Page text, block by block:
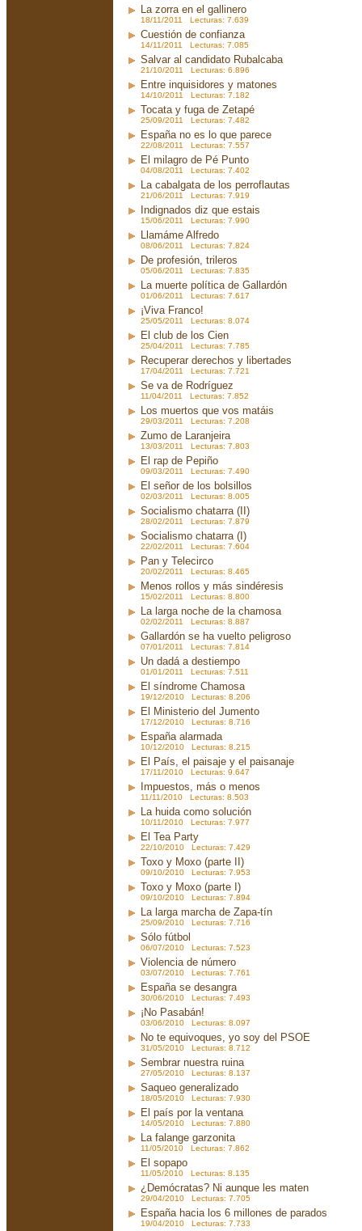
La zorra en el gallinero
18/11/2011 Lecturas: 7.639
Cuestión de confianza
14/11/2011 Lecturas: 7.085
Salvar al candidato Rubalcaba
21/10/2011 Lecturas: 6.896
Entre inquisidores y matones
14/10/2011 Lecturas: 7.182
Tocata y fuga de Zetapé
25/09/2011 Lecturas: 7.482
España no es lo que parece
22/08/2011 Lecturas: 7.557
El milagro de Pé Punto
04/08/2011 Lecturas: 7.402
La cabalgata de los perroflautas
21/06/2011 Lecturas: 7.919
Indignados diz que estais
15/06/2011 Lecturas: 7.990
Llamáme Alfredo
08/06/2011 Lecturas: 7.824
De profesión, trileros
05/06/2011 Lecturas: 7.835
La muerte política de Gallardón
01/06/2011 Lecturas: 7.617
¡Viva Franco!
25/05/2011 Lecturas: 8.074
El club de los Cien
25/04/2011 Lecturas: 7.785
Recuperar derechos y libertades
17/04/2011 Lecturas: 7.721
Se va de Rodríguez
11/04/2011 Lecturas: 7.852
Los muertos que vos matáis
29/03/2011 Lecturas: 7.208
Zumo de Laranjeira
13/03/2011 Lecturas: 7.803
El rap de Pepiño
09/03/2011 Lecturas: 7.490
El señor de los bolsillos
02/03/2011 Lecturas: 8.005
Socialismo chatarra (II)
28/02/2011 Lecturas: 7.879
Socialismo chatarra (I)
22/02/2011 Lecturas: 7.604
Pan y Telecirco
20/02/2011 Lecturas: 8.465
Menos rollos y más sindéresis
15/02/2011 Lecturas: 8.800
La larga noche de la chamosa
02/02/2011 Lecturas: 8.887
Gallardón se ha vuelto peligroso
07/01/2011 Lecturas: 7.814
Un dadá a destiempo
01/01/2011 Lecturas: 7.511
El síndrome Chamosa
19/12/2010 Lecturas: 8.206
El Ministerio del Jumento
17/12/2010 Lecturas: 8.716
España alarmada
10/12/2010 Lecturas: 8.215
El País, el paisaje y el paisanaje
17/11/2010 Lecturas: 9.647
Impuestos, más o menos
11/11/2010 Lecturas: 8.503
La huida como solución
10/11/2010 Lecturas: 7.977
El Tea Party
22/10/2010 Lecturas: 7.429
Toxo y Moxo (parte II)
09/10/2010 Lecturas: 7.953
Toxo y Moxo (parte I)
09/10/2010 Lecturas: 7.894
La larga marcha de Zapa-tín
25/09/2010 Lecturas: 7.716
Sólo fútbol
06/07/2010 Lecturas: 7.523
Violencia de número
03/07/2010 Lecturas: 7.761
España se desangra
30/06/2010 Lecturas: 7.493
¡No Pasabán!
03/06/2010 Lecturas: 8.097
No te equivoques, yo soy del PSOE
31/05/2010 Lecturas: 8.712
Sembrar nuestra ruina
27/05/2010 Lecturas: 8.137
Saqueo generalizado
18/05/2010 Lecturas: 7.930
El país por la ventana
14/05/2010 Lecturas: 7.880
La falange garzonita
11/05/2010 Lecturas: 7.862
El sopapo
11/05/2010 Lecturas: 8.135
¿Demócratas? Ni aunque les maten
29/04/2010 Lecturas: 7.705
España hacia los 6 millones de parados
19/04/2010 Lecturas: 7.733